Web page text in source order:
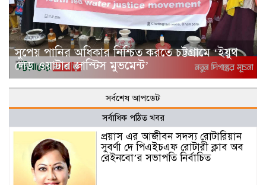
সুপেয় পানির অধিকার নিশ্চিত করতে চট্টগ্রামে ‘ইয়ুথ
লেড ওয়াটার জাস্টিস মুভমেন্ট’
সর্বশেষ আপডেট
সর্বাধিক পঠিত খবর
প্রয়াস এর আজীবন সদস্য রোটারিয়ান
সুবর্ণা দে পিএইচএফ রোটারী ক্লাব অব
রেইনবো’র সভাপতি নির্বাচিত